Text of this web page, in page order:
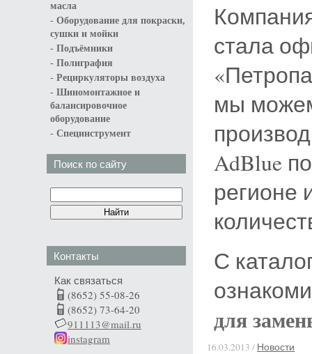
масла
- Оборудование для покраски,
сушки и мойки
- Подъёмники
- Полиграфия
- Рециркуляторы воздуха
- Шиномонтажное и
балансировочное
оборудование
- Специнструмент
Поиск по сайту
Контакты
Как связаться
(8652) 55-08-26
(8652) 73-64-20
911113@mail.ru
instagram
стала
мы
AdBlue
регионе
С
для
16.03.2013 / Новости